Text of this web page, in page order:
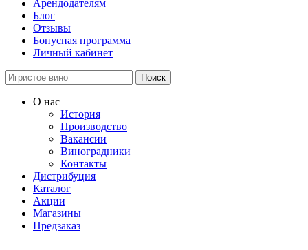
Арендодателям
Блог
Отзывы
Бонусная программа
Личный кабинет
Поиск
О нас
История
Производство
Вакансии
Виноградники
Контакты
Дистрибуция
Каталог
Акции
Магазины
Предзаказ